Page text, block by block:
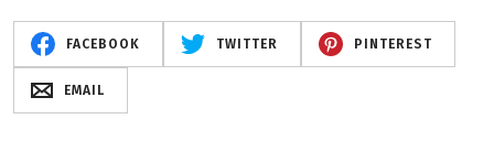
FACEBOOK TWITTER PINTEREST
EMAIL